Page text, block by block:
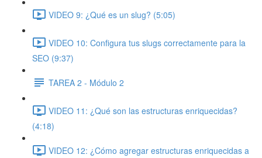
VIDEO 9: ¿Qué es un slug? (5:05)
VIDEO 10: Configura tus slugs correctamente para la
SEO (9:37)
TAREA 2 - Módulo 2
VIDEO 11: ¿Qué son las estructuras enriquecidas?
(4:18)
VIDEO 12: ¿Cómo agregar estructuras enriquecidas a